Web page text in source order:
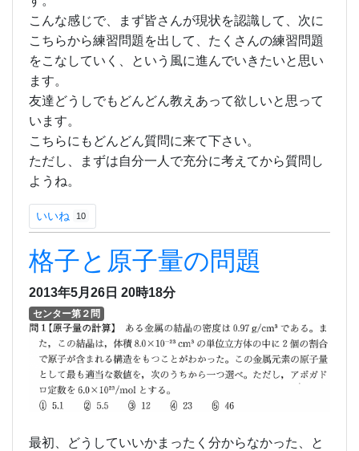
こんな感じで、まず皆さんが現状を認識して、次に
こちらから練習問題を出して、たくさんの練習問題
をこなしていく、という風に進んでいきたいと思い
ます。
友達どうしでもどんどん教えあって欲しいと思って
います。
こちらにもどんどん質問に来て下さい。
ただし、まずは自分一人で充分に考えてから質問し
ようね。
いいね 10
格子と原子量の問題
2013年5月26日 20時18分
センター第２問
最初、どうしていいかまったく分からなかった、と